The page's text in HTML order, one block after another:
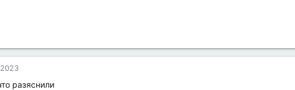
разяснили